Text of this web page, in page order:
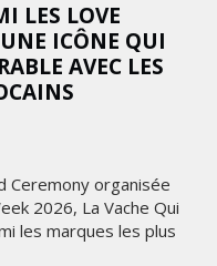
LES LOVE
ICÔNE QUI
AVEC LES
Ceremony organisée
2026, La Vache Qui
les marques les plus